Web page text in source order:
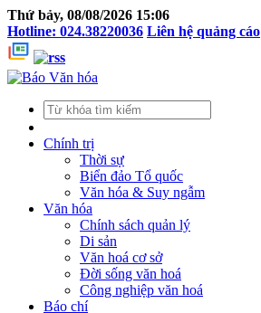
Thứ bảy, 08/08/2026 15:06
Hotline: 024.38220036 Liên hệ quảng cáo
Chính trị
Thời sự
Biển đảo Tổ quốc
Văn hóa & Suy ngẫm
Văn hóa
Chính sách quản lý
Di sản
Văn hoá cơ sở
Đời sống văn hoá
Công nghiệp văn hoá
Báo chí